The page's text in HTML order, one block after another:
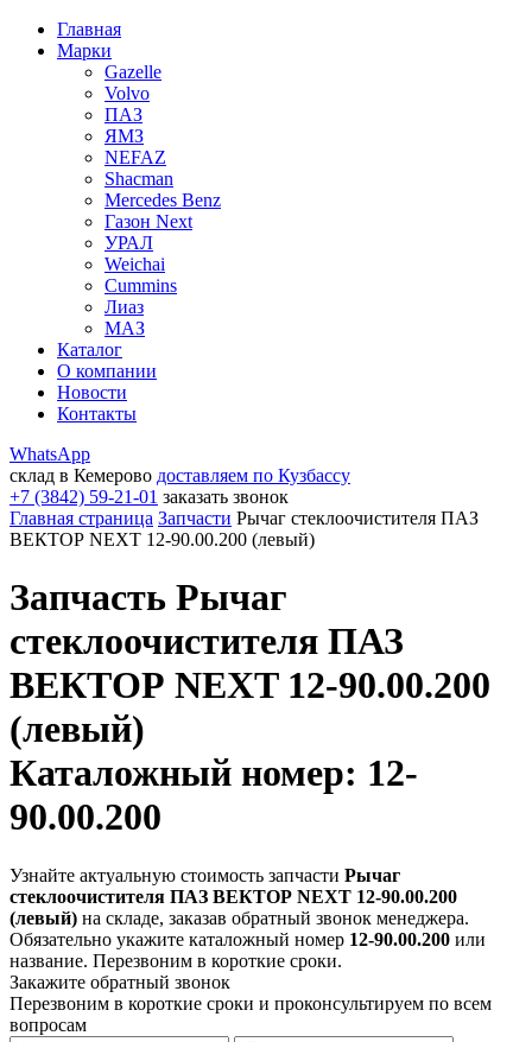
Главная
Марки
Gazelle
Volvo
ПАЗ
ЯМЗ
NEFAZ
Shacman
Mercedes Benz
Газон Next
УРАЛ
Weichai
Cummins
Лиаз
МАЗ
Каталог
О компании
Новости
Контакты
WhatsApp
склад в Кемерово доставляем по Кузбассу
+7 (3842) 59-21-01 заказать звонок
Главная страница Запчасти Рычаг стеклоочистителя ПАЗ
ВЕКТОР NEXT 12-90.00.200 (левый)
Запчасть Рычаг
стеклоочистителя ПАЗ
ВЕКТОР NEXT 12-90.00.200
(левый)
Каталожный номер: 12-
90.00.200
Узнайте актуальную стоимость запчасти Рычаг
стеклоочистителя ПАЗ ВЕКТОР NEXT 12-90.00.200
(левый) на складе, заказав обратный звонок менеджера.
Обязательно укажите каталожный номер 12-90.00.200 или
название. Перезвоним в короткие сроки.
Закажите обратный звонок
Перезвоним в короткие сроки и проконсультируем по всем
вопросам